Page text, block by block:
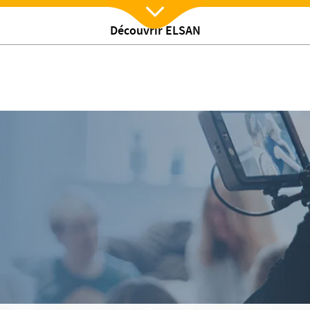
Découvrir ELSAN
Nx:Afficher menu